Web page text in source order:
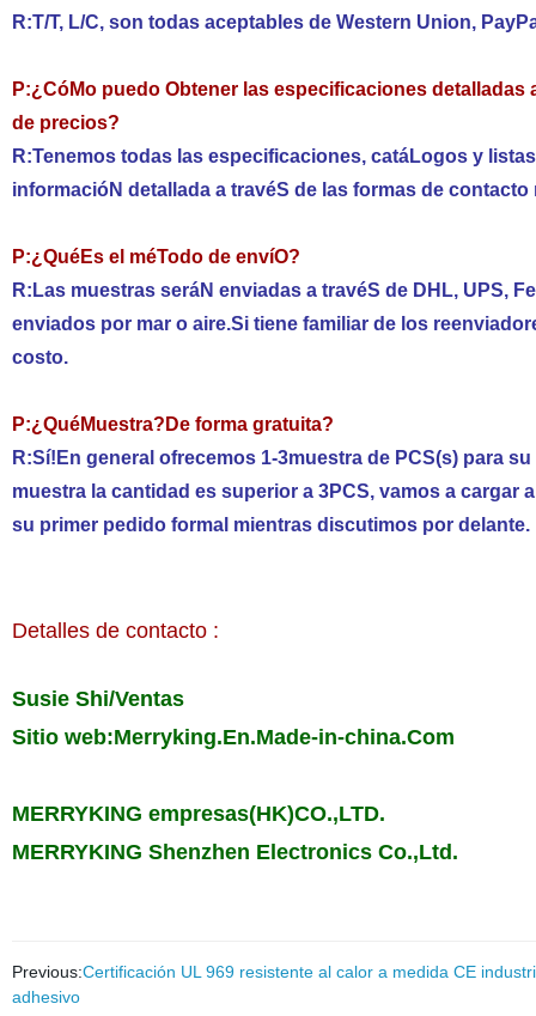
R:T/T, L/C, son todas aceptables de Western Union,
P:¿CóMo puedo Obtener las especificaciones
de precios?
R:Tenemos todas las especificaciones, catáLogos y
informacióN detallada a travéS de las formas de
P:¿QuéEs el méTodo de envíO?
R:Las muestras seráN enviadas a travéS de DHL, UPS,
enviados por mar o aire.Si tiene familiar de los
costo.
P:¿QuéMuestra?De forma gratuita?
R:Sí!En general ofrecemos 1-3muestra de PCS(s) para
muestra la cantidad es superior a 3PCS, vamos a
su primer pedido formal mientras discutimos por delante.
Detalles de contacto :
Susie Shi/Ventas
Sitio web:Merryking.En.Made-in-china.Com
MERRYKING empresas(HK)CO.,LTD.
MERRYKING Shenzhen Electronics Co.,Ltd.
Previous:Certificación UL 969 resistente al calor a medida CE
adhesivo